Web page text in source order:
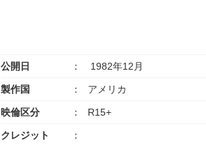
公開日 1982年12月
製作国 アメリカ
映倫区分 R15+
クレジット